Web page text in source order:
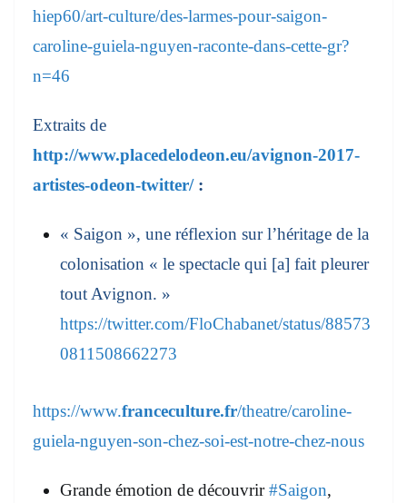
hiep60/art-culture/des-larmes-pour-saigon-
caroline-guiela-nguyen-raconte-dans-cette-gr?
n=46
Extraits de
http://www.placedelodeon.eu/avignon-2017-
artistes-odeon-twitter/:
« Saigon », une réflexion sur l’héritage de la
colonisation « le spectacle qui [a] fait pleurer
tout Avignon. »
https://twitter.com/FloChabanet/status/88573
0811508662273
https://www.franceculture.fr/theatre/caroline-
guiela-nguyen-son-chez-soi-est-notre-chez-nous
Grande émotion de découvrir#Saigon,